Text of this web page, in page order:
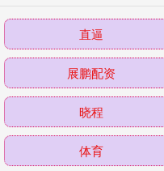
直逼
展鹏配资
晓程
体育